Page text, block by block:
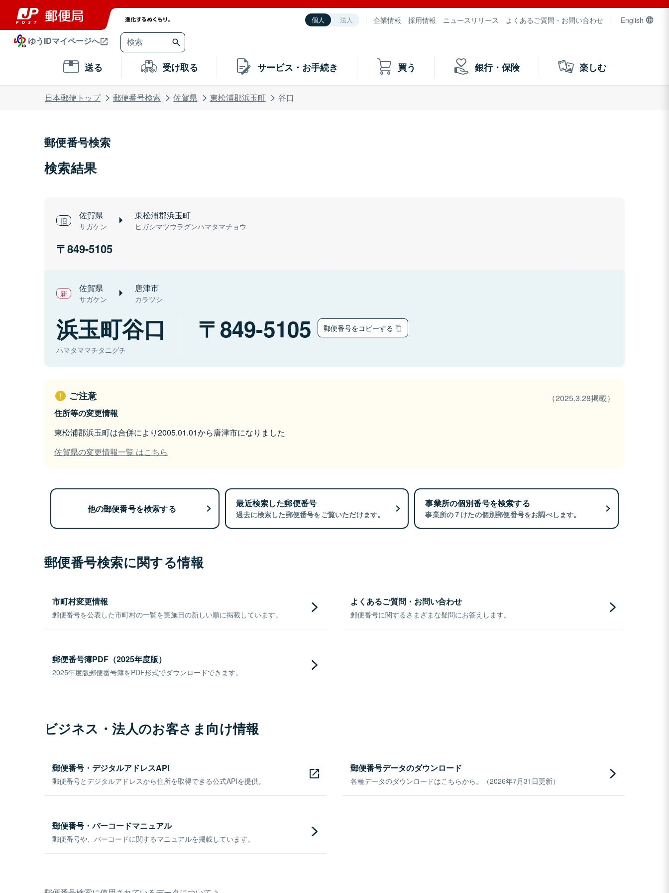
個人 法人 企業情報 採用情報 ニュースリリース よくあるご質問・お問い合わせ English
ゆうIDマイページへ
送る 受け取る サービス・お手続き 買う 銀行・保険 楽しむ
日本郵便トップ 郵便番号検索 佐賀県 東松浦郡浜玉町 谷口
郵便番号検索
検索結果
佐賀県
サガケン
東松浦郡浜玉町
ヒガシマツウラグンハマタマチョウ
849-5105
佐賀県
サガケン
唐津市
カラツシ
浜玉町谷口
ハマタママチタニグチ
849-5105 郵便番号をコピーする
ご注意
（2025.3.28掲載）
住所等の変更情報
東松浦郡浜玉町は合併により2005.01.01から唐津市になりました
佐賀県の変更情報一覧 はこちら
他の郵便番号を検索する 最近検索した郵便番号
過去に検索した郵便番号をご覧いただけます。
事業所の個別番号を検索する
事業所の７けたの個別郵便番号をお調べします。
郵便番号検索に関する情報
市町村変更情報
郵便番号を公表した市町村の一覧を実施日の新しい順に掲載しています。
よくあるご質問・お問い合わせ
郵便番号に関するさまざまな疑問にお答えします。
郵便番号簿PDF（2025年度版）
2025年度版郵便番号簿をPDF形式でダウンロードできます。
ビジネス・法人のお客さま向け情報
郵便番号・デジタルアドレスAPI
郵便番号とデジタルアドレスから住所を取得できる公式APIを提供。
郵便番号データのダウンロード
各種データのダウンロードはこちらから。（2026年7月31日更新）
郵便番号・バーコードマニュアル
郵便番号や、バーコードに関するマニュアルを掲載しています。